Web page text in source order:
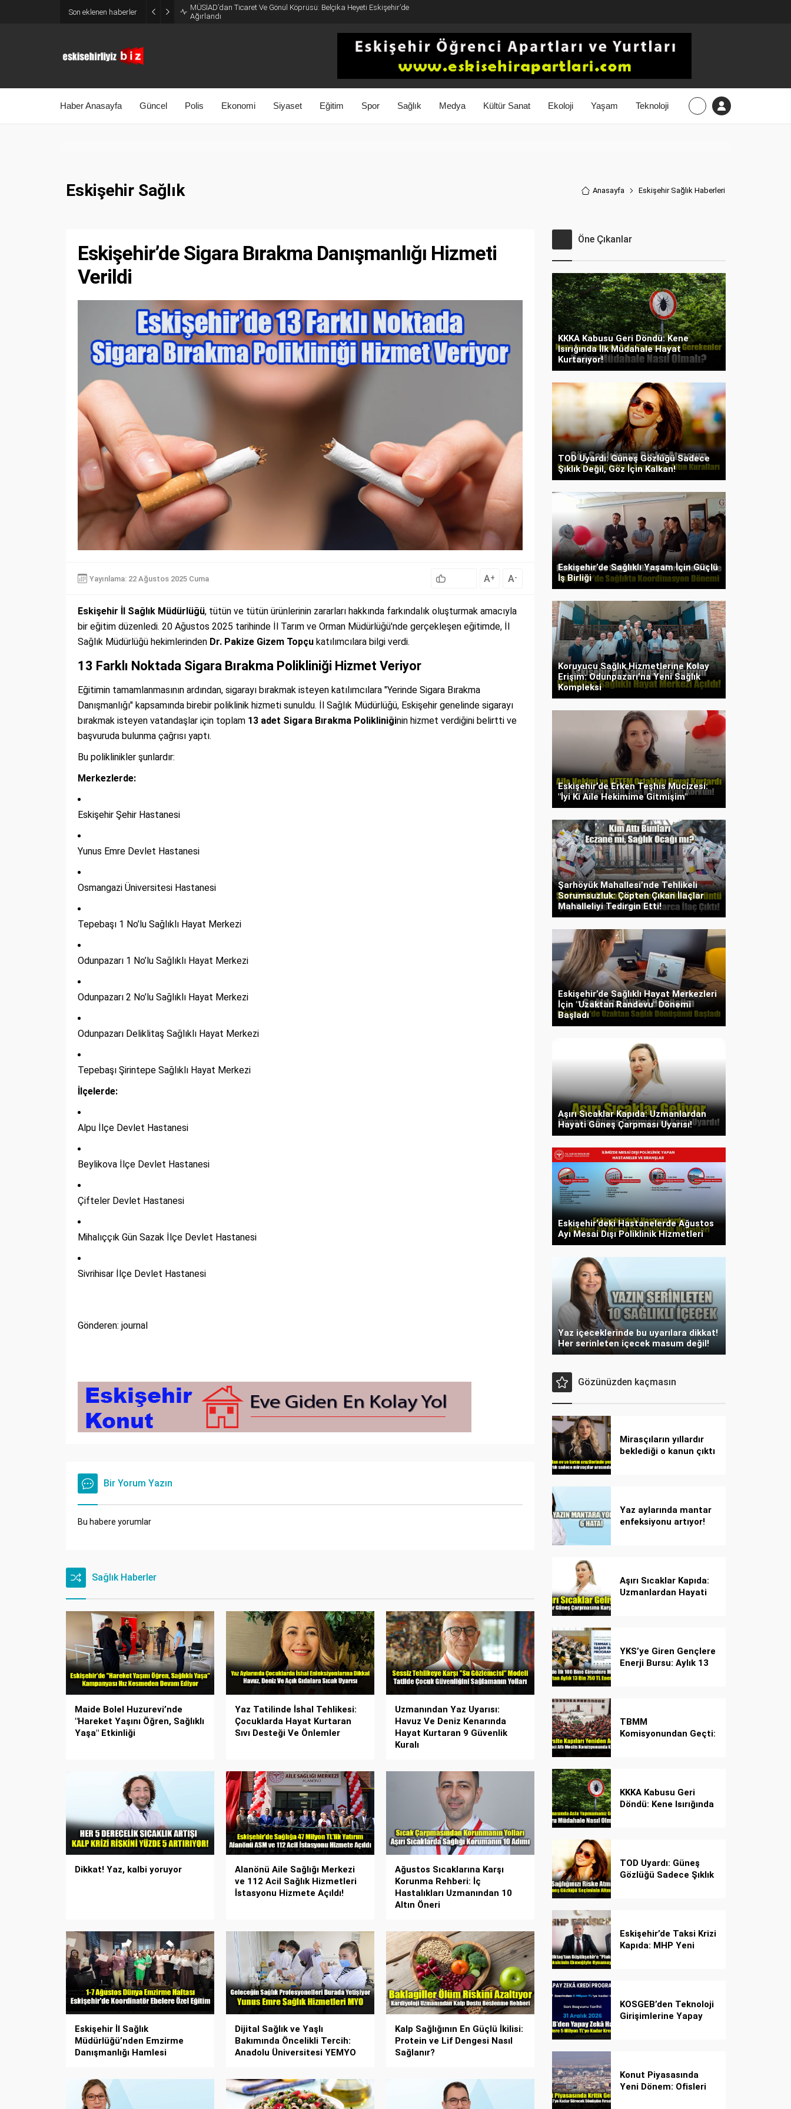
Son eklenen haberler
MÜSİAD’dan Ticaret Ve Gönül Köprüsü: Belçika Heyeti Eskişehir’de
Ağırlandı
Haber Anasayfa Güncel Polis Ekonomi Siyaset Eğitim Spor Sağlık Medya Kültür Sanat Ekoloji Yaşam Teknoloji
Eskişehir Sağlık Anasayfa Eskişehir Sağlık Haberleri
Eskişehir’de Sigara Bırakma Danışmanlığı Hizmeti
Verildi
Yayınlama: 22 Ağustos 2025 Cuma A+ A-
Eskişehir İl Sağlık Müdürlüğü, tütün ve tütün ürünlerinin zararları hakkında farkındalık oluşturmak amacıyla
bir eğitim düzenledi. 20 Ağustos 2025 tarihinde İl Tarım ve Orman Müdürlüğü'nde gerçekleşen eğitimde, İl
Sağlık Müdürlüğü hekimlerinden Dr. Pakize Gizem Topçu katılımcılara bilgi verdi.
13 Farklı Noktada Sigara Bırakma Polikliniği Hizmet Veriyor
Eğitimin tamamlanmasının ardından, sigarayı bırakmak isteyen katılımcılara "Yerinde Sigara Bırakma
Danışmanlığı" kapsamında birebir poliklinik hizmeti sunuldu. İl Sağlık Müdürlüğü, Eskişehir genelinde sigarayı
bırakmak isteyen vatandaşlar için toplam 13 adet Sigara Bırakma Polikliniğinin hizmet verdiğini belirtti ve
başvuruda bulunma çağrısı yaptı.
Bu poliklinikler şunlardır:
Merkezlerde:
Eskişehir Şehir Hastanesi
Yunus Emre Devlet Hastanesi
Osmangazi Üniversitesi Hastanesi
Tepebaşı 1 No’lu Sağlıklı Hayat Merkezi
Odunpazarı 1 No’lu Sağlıklı Hayat Merkezi
Odunpazarı 2 No’lu Sağlıklı Hayat Merkezi
Odunpazarı Deliklitaş Sağlıklı Hayat Merkezi
Tepebaşı Şirintepe Sağlıklı Hayat Merkezi
İlçelerde:
Alpu İlçe Devlet Hastanesi
Beylikova İlçe Devlet Hastanesi
Çifteler Devlet Hastanesi
Mihalıççık Gün Sazak İlçe Devlet Hastanesi
Sivrihisar İlçe Devlet Hastanesi
Gönderen: journal
Bir Yorum Yazın
Bu habere yorumlar
Sağlık Haberler
Maide Bolel Huzurevi’nde
"Hareket Yaşını Öğren, Sağlıklı
Yaşa" Etkinliği
Yaz Tatilinde İshal Tehlikesi:
Çocuklarda Hayat Kurtaran
Sıvı Desteği Ve Önlemler
Uzmanından Yaz Uyarısı:
Havuz Ve Deniz Kenarında
Hayat Kurtaran 9 Güvenlik
Kuralı
Dikkat! Yaz, kalbi yoruyor
Alanönü Aile Sağlığı Merkezi
ve 112 Acil Sağlık Hizmetleri
İstasyonu Hizmete Açıldı!
Ağustos Sıcaklarına Karşı
Korunma Rehberi: İç
Hastalıkları Uzmanından 10
Altın Öneri
Eskişehir İl Sağlık
Müdürlüğü’nden Emzirme
Danışmanlığı Hamlesi
Dijital Sağlık ve Yaşlı
Bakımında Öncelikli Tercih:
Anadolu Üniversitesi YEMYO
Kalp Sağlığının En Güçlü İkilisi:
Protein ve Lif Dengesi Nasıl
Sağlanır?
Öne Çıkanlar
KKKA Kabusu Geri Döndü: Kene
Isırığında İlk Müdahale Hayat
Kurtarıyor!
TOD Uyardı: Güneş Gözlüğü Sadece
Şıklık Değil, Göz İçin Kalkan!
Eskişehir’de Sağlıklı Yaşam İçin Güçlü
İş Birliği
Koruyucu Sağlık Hizmetlerine Kolay
Erişim: Odunpazarı’na Yeni Sağlık
Kompleksi
Eskişehir’de Erken Teşhis Mucizesi:
"İyi Ki Aile Hekimime Gitmişim"
Şarhöyük Mahallesi’nde Tehlikeli
Sorumsuzluk: Çöpten Çıkan İlaçlar
Mahalleliyi Tedirgin Etti!
Eskişehir’de Sağlıklı Hayat Merkezleri
İçin "Uzaktan Randevu" Dönemi
Başladı
Aşırı Sıcaklar Kapıda: Uzmanlardan
Hayati Güneş Çarpması Uyarısı!
Eskişehir’deki Hastanelerde Ağustos
Ayı Mesai Dışı Poliklinik Hizmetleri
Yaz içeceklerinde bu uyarılara dikkat!
Her serinleten içecek masum değil!
Gözünüzden kaçmasın
Mirasçıların yıllardır
beklediği o kanun çıktı
Yaz aylarında mantar
enfeksiyonu artıyor!
Aşırı Sıcaklar Kapıda:
Uzmanlardan Hayati
YKS’ye Giren Gençlere
Enerji Bursu: Aylık 13
TBMM
Komisyonundan Geçti:
KKKA Kabusu Geri
Döndü: Kene Isırığında
TOD Uyardı: Güneş
Gözlüğü Sadece Şıklık
Eskişehir’de Taksi Krizi
Kapıda: MHP Yeni
KOSGEB’den Teknoloji
Girişimlerine Yapay
Konut Piyasasında
Yeni Dönem: Ofisleri